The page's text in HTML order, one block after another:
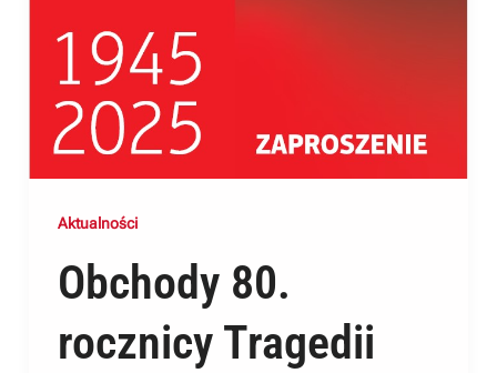
Aktualności
Obchody 80.
rocznicy Tragedii